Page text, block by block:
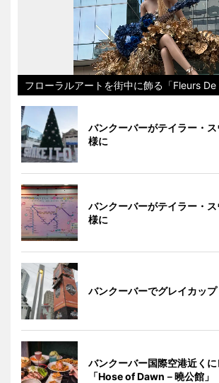
フローラルアートを街中に飾る「Fleurs De
バンクーバーがテイラー・
様に
バンクーバーがテイラー・
様に
バンクーバーでグレイカッ
バンクーバー国際空港近く
「Hose of Dawn－曉公館」